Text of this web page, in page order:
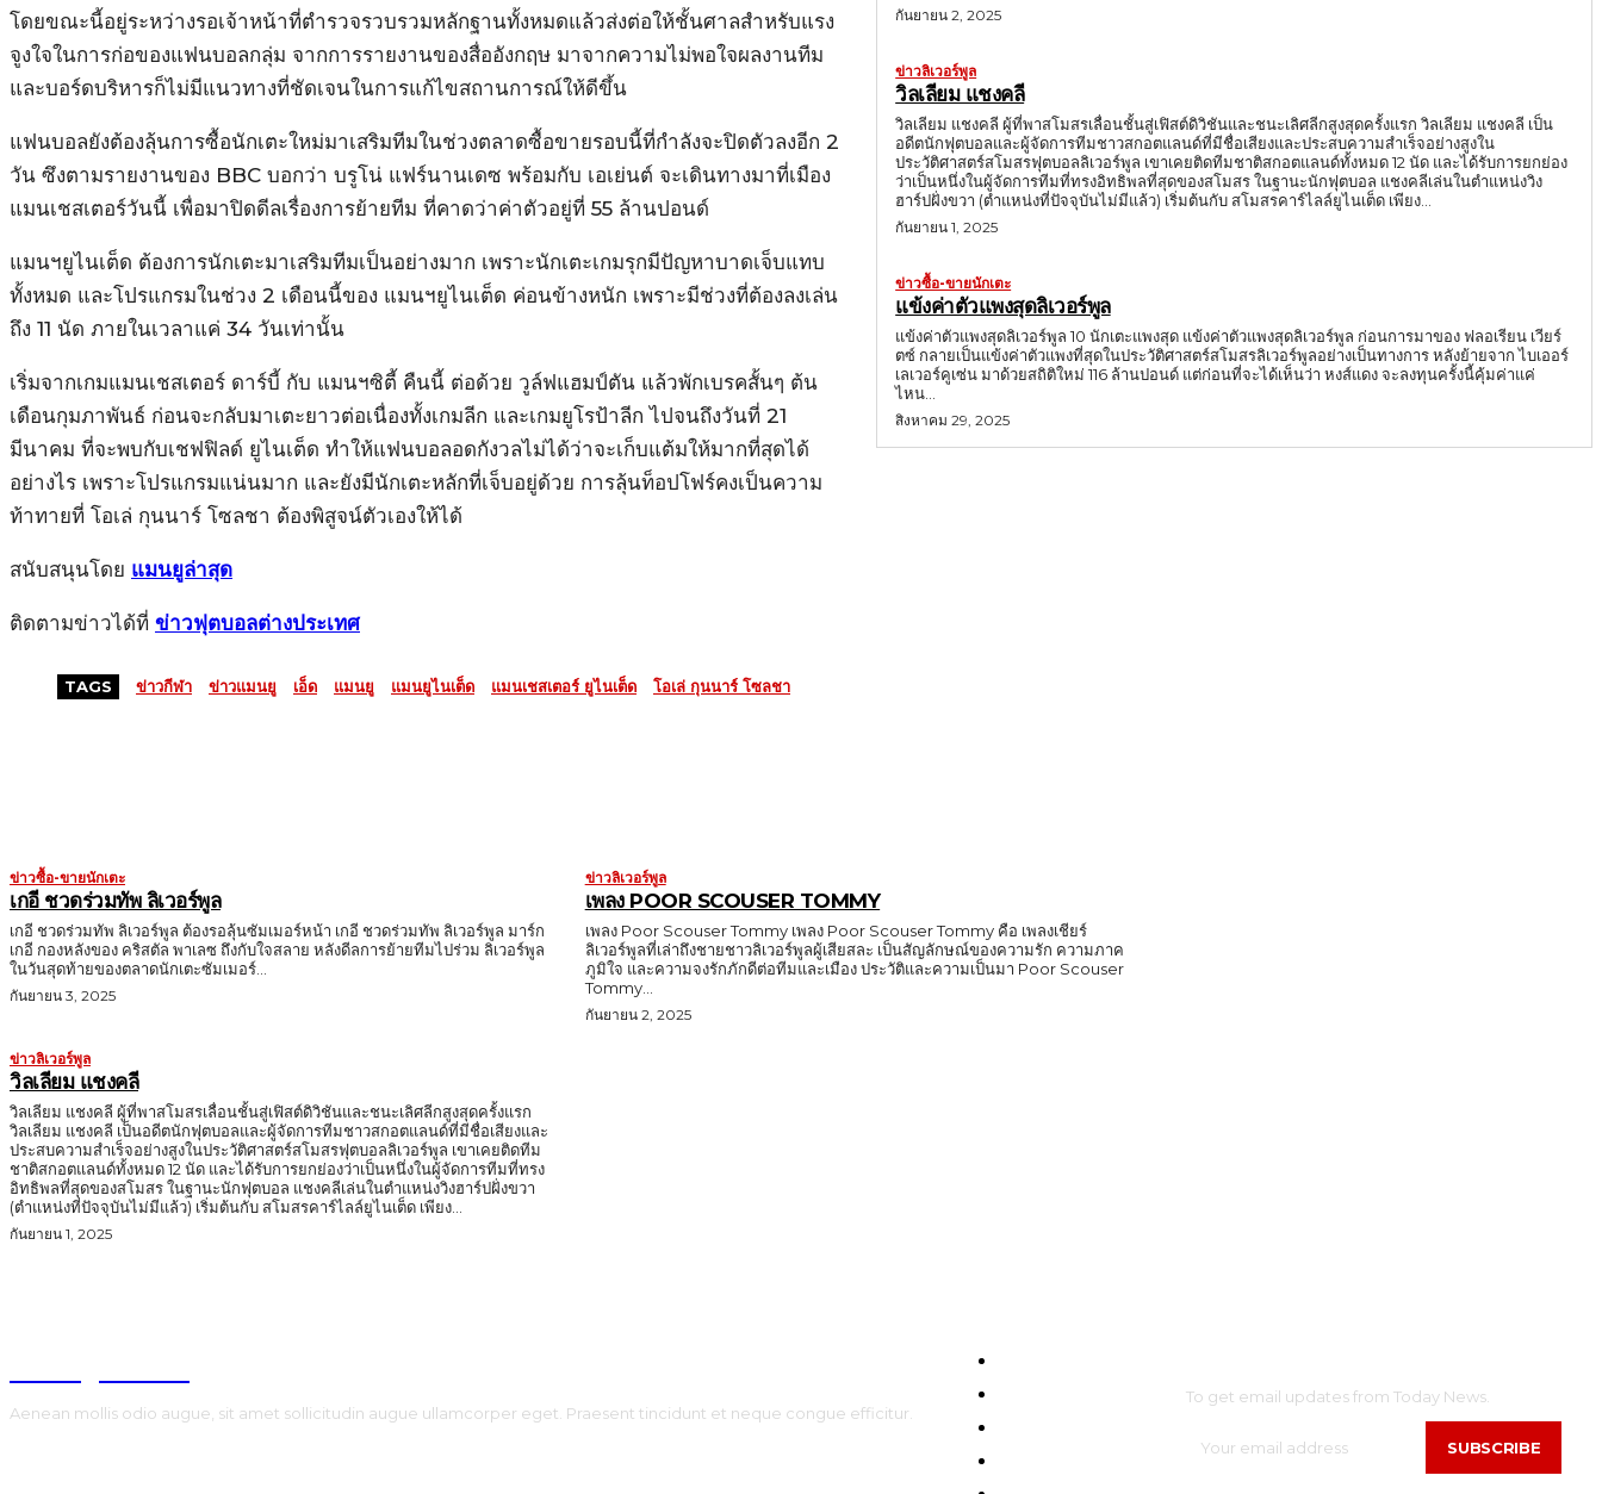
โดยขณะนี้อยู่ระหว่างรอเจ้าหน้าที่ตำรวจรวบรวมหลักฐานทั้งหมดแล้วส่งต่อให้ชั้นศาลสำหรับแรง
จูงใจในการก่อของแฟนบอลกลุ่ม จากการรายงานของสื่ออังกฤษ มาจากความไม่พอใจผลงานทีม
และบอร์ดบริหารก็ไม่มีแนวทางที่ชัดเจนในการแก้ไขสถานการณ์ให้ดีขึ้น
แฟนบอลยังต้องลุ้นการซื้อนักเตะใหม่มาเสริมทีมในช่วงตลาดซื้อขายรอบนี้ที่กำลังจะปิดตัวลงอีก 2
วัน ซึงตามรายงานของ BBC บอกว่า บรูโน่ แฟร์นานเดซ พร้อมกับ เอเย่นต์ จะเดินทางมาที่เมือง
แมนเชสเตอร์วันนี้ เพื่อมาปิดดีลเรื่องการย้ายทีม ที่คาดว่าค่าตัวอยู่ที่ 55 ล้านปอนด์
แมนฯยูไนเต็ด ต้องการนักเตะมาเสริมทีมเป็นอย่างมาก เพราะนักเตะเกมรุกมีปัญหาบาดเจ็บแทบ
ทั้งหมด และโปรแกรมในช่วง 2 เดือนนี้ของ แมนฯยูไนเต็ด ค่อนข้างหนัก เพราะมีช่วงที่ต้องลงเล่น
ถึง 11 นัด ภายในเวลาแค่ 34 วันเท่านั้น
เริ่มจากเกมแมนเชสเตอร์ ดาร์บี้ กับ แมนฯซิตี้ คืนนี้ ต่อด้วย วูล์ฟแฮมป์ตัน แล้วพักเบรคสั้นๆ ต้น
เดือนกุมภาพันธ์ ก่อนจะกลับมาเตะยาวต่อเนื่องทั้งเกมลีก และเกมยูโรป้าลีก ไปจนถึงวันที่ 21
มีนาคม ที่จะพบกับเชฟฟิลด์ ยูไนเต็ด ทำให้แฟนบอลอดกังวลไม่ได้ว่าจะเก็บแต้มให้มากที่สุดได้
อย่างไร เพราะโปรแกรมแน่นมาก และยังมีนักเตะหลักที่เจ็บอยู่ด้วย การลุ้นท็อปโฟร์คงเป็นความ
ท้าทายที่ โอเล่ กุนนาร์ โซลชา ต้องพิสูจน์ตัวเองให้ได้
สนับสนุนโดย แมนยูล่าสุด
ติดตามข่าวได้ที่ ข่าวฟุตบอลต่างประเทศ
TAGS ข่าวกีฬา ข่าวแมนยู เอ็ด แมนยู แมนยูไนเต็ด แมนเชสเตอร์ ยูไนเต็ด โอเล่ กุนนาร์ โซลชา
กันยายน 2, 2025
ข่าวลิเวอร์พูล
วิลเลียม แชงคลี
วิลเลียม แชงคลี ผู้ที่พาสโมสรเลื่อนชั้นสู่เฟิสต์ดิวิชันและชนะเลิศลีกสูงสุดครั้งแรก วิลเลียม แชงคลี เป็น
อดีตนักฟุตบอลและผู้จัดการทีมชาวสกอตแลนด์ที่มีชื่อเสียงและประสบความสำเร็จอย่างสูงใน
ประวัติศาสตร์สโมสรฟุตบอลลิเวอร์พูล เขาเคยติดทีมชาติสกอตแลนด์ทั้งหมด 12 นัด และได้รับการยกย่อง
ว่าเป็นหนึ่งในผู้จัดการทีมที่ทรงอิทธิพลที่สุดของสโมสร ในฐานะนักฟุตบอล แชงคลีเล่นในตำแหน่งวิง
ฮาร์ปฝั่งขวา (ตำแหน่งที่ปัจจุบันไม่มีแล้ว) เริ่มต้นกับ สโมสรคาร์ไลล์ยูไนเต็ด เพียง...
กันยายน 1, 2025
ข่าวซื้อ-ขายนักเตะ
แข้งค่าตัวแพงสุดลิเวอร์พูล
แข้งค่าตัวแพงสุดลิเวอร์พูล 10 นักเตะแพงสุด แข้งค่าตัวแพงสุดลิเวอร์พูล ก่อนการมาของ ฟลอเรียน เวียร์
ตซ์ กลายเป็นแข้งค่าตัวแพงที่สุดในประวัติศาสตร์สโมสรลิเวอร์พูลอย่างเป็นทางการ หลังย้ายจาก ไบเออร์
เลเวอร์คูเซ่น มาด้วยสถิติใหม่ 116 ล้านปอนด์ แต่ก่อนที่จะได้เห็นว่า หงส์แดง จะลงทุนครั้งนี้คุ้มค่าแค่
ไหน...
สิงหาคม 29, 2025
ข่าวซื้อ-ขายนักเตะ
เกอี ชวดร่วมทัพ ลิเวอร์พูล
เกอี ชวดร่วมทัพ ลิเวอร์พูล ต้องรอลุ้นซัมเมอร์หน้า เกอี ชวดร่วมทัพ ลิเวอร์พูล มาร์ก
เกอี กองหลังของ คริสตัล พาเลซ ถึงกับใจสลาย หลังดีลการย้ายทีมไปร่วม ลิเวอร์พูล
ในวันสุดท้ายของตลาดนักเตะซัมเมอร์...
กันยายน 3, 2025
ข่าวลิเวอร์พูล
เพลง POOR SCOUSER TOMMY
เพลง Poor Scouser Tommy เพลง Poor Scouser Tommy คือ เพลงเชียร์
ลิเวอร์พูลที่เล่าถึงชายชาวลิเวอร์พูลผู้เสียสละ เป็นสัญลักษณ์ของความรัก ความภาค
ภูมิใจ และความจงรักภักดีต่อทีมและเมือง ประวัติและความเป็นมา Poor Scouser
Tommy...
กันยายน 2, 2025
ข่าวลิเวอร์พูล
วิลเลียม แชงคลี
วิลเลียม แชงคลี ผู้ที่พาสโมสรเลื่อนชั้นสู่เฟิสต์ดิวิชันและชนะเลิศลีกสูงสุดครั้งแรก
วิลเลียม แชงคลี เป็นอดีตนักฟุตบอลและผู้จัดการทีมชาวสกอตแลนด์ที่มีชื่อเสียงและ
ประสบความสำเร็จอย่างสูงในประวัติศาสตร์สโมสรฟุตบอลลิเวอร์พูล เขาเคยติดทีม
ชาติสกอตแลนด์ทั้งหมด 12 นัด และได้รับการยกย่องว่าเป็นหนึ่งในผู้จัดการทีมที่ทรง
อิทธิพลที่สุดของสโมสร ในฐานะนักฟุตบอล แชงคลีเล่นในตำแหน่งวิงฮาร์ปฝั่งขวา
(ตำแหน่งที่ปัจจุบันไม่มีแล้ว) เริ่มต้นกับ สโมสรคาร์ไลล์ยูไนเต็ด เพียง...
กันยายน 1, 2025
Aenean mollis odio augue, sit amet sollicitudin augue ullamcorper eget. Praesent tincidunt et neque congue efficitur.
To get email updates from Today News.
SUBSCRIBE